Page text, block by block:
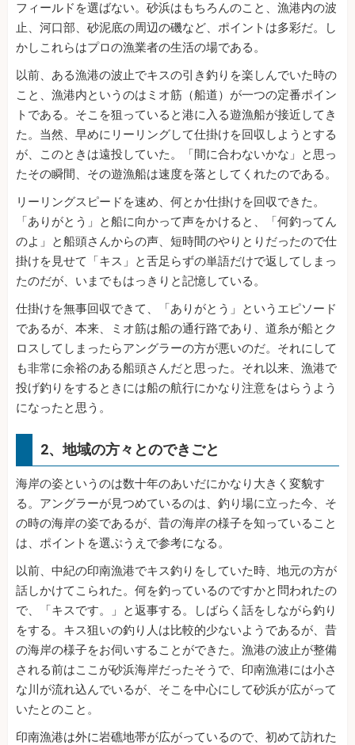
フィールドを選ばない。砂浜はもちろんのこと、漁港内の波
止、河口部、砂泥底の周辺の磯など、ポイントは多彩だ。し
かしこれらはプロの漁業者の生活の場である。
以前、ある漁港の波止でキスの引き釣りを楽しんでいた時の
こと、漁港内というのはミオ筋（船道）が一つの定番ポイン
トである。そこを狙っていると港に入る遊漁船が接近してき
た。当然、早めにリーリングして仕掛けを回収しようとする
が、このときは遠投していた。「間に合わないかな」と思っ
たその瞬間、その遊漁船は速度を落としてくれたのである。
リーリングスピードを速め、何とか仕掛けを回収できた。
「ありがとう」と船に向かって声をかけると、「何釣ってん
のよ」と船頭さんからの声、短時間のやりとりだったので仕
掛けを見せて「キス」と舌足らずの単語だけで返してしまっ
たのだが、いまでもはっきりと記憶している。
仕掛けを無事回収できて、「ありがとう」というエピソード
であるが、本来、ミオ筋は船の通行路であり、道糸が船とク
ロスしてしまったらアングラーの方が悪いのだ。それにして
も非常に余裕のある船頭さんだと思った。それ以来、漁港で
投げ釣りをするときには船の航行にかなり注意をはらうよう
になったと思う。
2、地域の方々とのできごと
海岸の姿というのは数十年のあいだにかなり大きく変貌す
る。アングラーが見つめているのは、釣り場に立った今、そ
の時の海岸の姿であるが、昔の海岸の様子を知っていること
は、ポイントを選ぶうえで参考になる。
以前、中紀の印南漁港でキス釣りをしていた時、地元の方が
話しかけてこられた。何を釣っているのですかと問われたの
で、「キスです。」と返事する。しばらく話をしながら釣り
をする。キス狙いの釣り人は比較的少ないようであるが、昔
の海岸の様子をお伺いすることができた。漁港の波止が整備
される前はここが砂浜海岸だったそうで、印南漁港には小さ
な川が流れ込んでいるが、そこを中心にして砂浜が広がって
いたとのこと。
印南漁港は外に岩礁地帯が広がっているので、初めて訪れた